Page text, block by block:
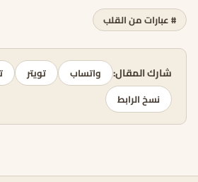
# عبارات من القلب
شارك المقال: واتساب تويتر
نسخ الرابط